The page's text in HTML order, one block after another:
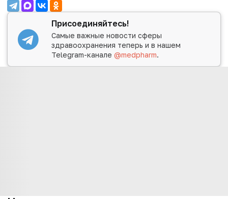
Присоединяйтесь!
Самые важные новости сферы
здравоохранения теперь и в нашем
Telegram-канале@medpharm.